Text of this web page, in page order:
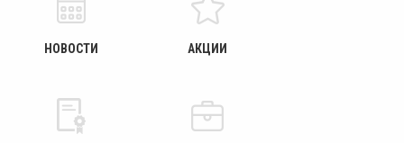
НОВОСТИ АКЦИИ